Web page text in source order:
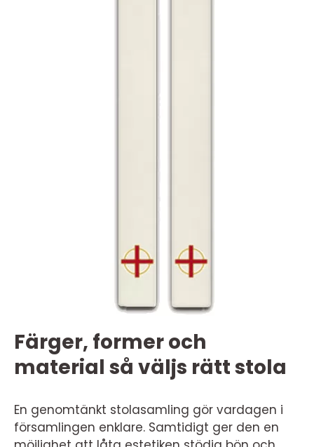
Färger, former och
material så väljs rätt stola
En genomtänkt stolasamling gör vardagen i
församlingen enklare. Samtidigt ger den en